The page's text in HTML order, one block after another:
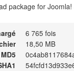
package for Joomla!
6 765 fois
18,50 MB